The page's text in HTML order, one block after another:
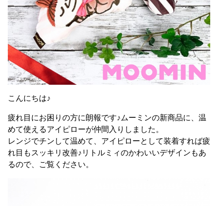
こんにちは♪
疲れ目にお困りの方に朗報です♪ムーミンの新商品に、温
めて使えるアイピローが仲間入りしました。
レンジでチンして温めて、アイピローとして装着すれば疲
れ目もスッキリ改善♪リトルミィのかわいいデザインもあ
るので、ご覧ください。